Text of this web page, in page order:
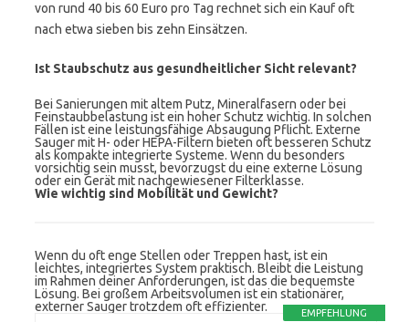
von rund 40 bis 60 Euro pro Tag rechnet sich ein Kauf oft
nach etwa sieben bis zehn Einsätzen.
Ist Staubschutz aus gesundheitlicher Sicht relevant?
Bei Sanierungen mit altem Putz, Mineralfasern oder bei
Feinstaubbelastung ist ein hoher Schutz wichtig. In solchen
Fällen ist eine leistungsfähige Absaugung Pflicht. Externe
Sauger mit H- oder HEPA-Filtern bieten oft besseren Schutz
als kompakte integrierte Systeme. Wenn du besonders
vorsichtig sein musst, bevorzugst du eine externe Lösung
oder ein Gerät mit nachgewiesener Filterklasse.
Wie wichtig sind Mobilität und Gewicht?
Wenn du oft enge Stellen oder Treppen hast, ist ein
leichtes, integriertes System praktisch. Bleibt die Leistung
im Rahmen deiner Anforderungen, ist das die bequemste
Lösung. Bei großem Arbeitsvolumen ist ein stationärer,
externer Sauger trotzdem oft effizienter.
EMPFEHLUNG